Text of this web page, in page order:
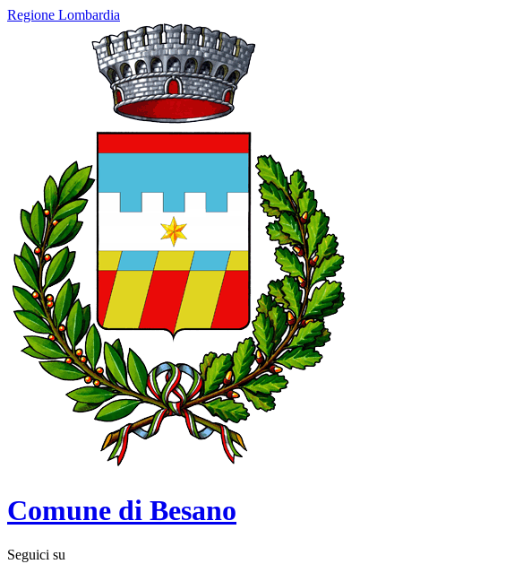
Regione Lombardia
Comune di Besano
Seguici su